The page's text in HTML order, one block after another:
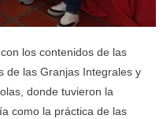
los contenidos de las
de las Granjas Integrales y
donde tuvieron la
como la práctica de las